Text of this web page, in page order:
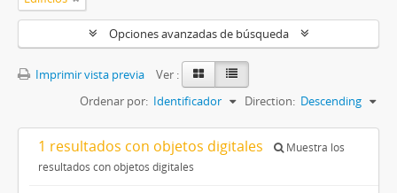
Opciones avanzadas de búsqueda
Imprimir vista previa
Ver :
Ordenar por: Identificador Direction: Descending
1 resultados con objetos digitales
Muestra los
resultados con objetos digitales